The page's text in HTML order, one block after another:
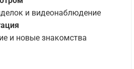
и видеонаблюдение
и новые знакомства